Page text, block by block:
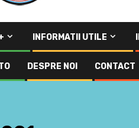
INFORMATII UTILE
DESPRE NOI CONTACT